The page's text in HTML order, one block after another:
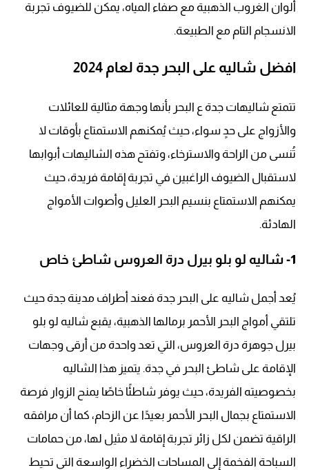
ألوان الغروب الذهبية مع صفاء المياه، يمكن للضيوف تجربة
الانسجام التام مع الطبيعة.
افضل شاليه على البحر جدة لعام 2024
تتمتع شاليهات جدة ع البحر بأنها وجهة مثالية للعائلات
والأزواج على حدٍ سواء، حيث يُمكنهم الاستمتاع بأوقات لا
تُنسى من الراحة والاسترخاء، وتفتح هذه الشاليهات أبوابها
لاستقبال الضيوف الراغبين في تجربة إقامة فريدة، حيث
يمكنهم الاستمتاع بنسيم البحر العليل وأصوات الأمواج
الهادئة.
1- شاليه لو بلو بيرل درة العروس شاطئ خاص
يُعد أجمل شاليه على البحر جدة فعند أطراف مدينة جدة حيث
تلتقي أمواج البحر الأحمر برمالها الذهبية، يقبع شاليه لو بلو
بيرل جوهرة درة العروس، التي تعد واحدة من أرقى وجهات
الإقامة على شاطئ البحر في جدة. يتميز هذا الشاليه
بخصوصيته الفريدة، حيث يوفر شاطئًا خاصًا يمنح الزوار فرصة
الاستمتاع بجمال البحر الأحمر بعيدًا عن الزحام، كما أن مرافقه
الراقية تضمن لكل زائر تجربة إقامة لا مثيل لها، من حمامات
السباحة الفخمة إلى المساحات الخضراء الواسعة التي تحيط